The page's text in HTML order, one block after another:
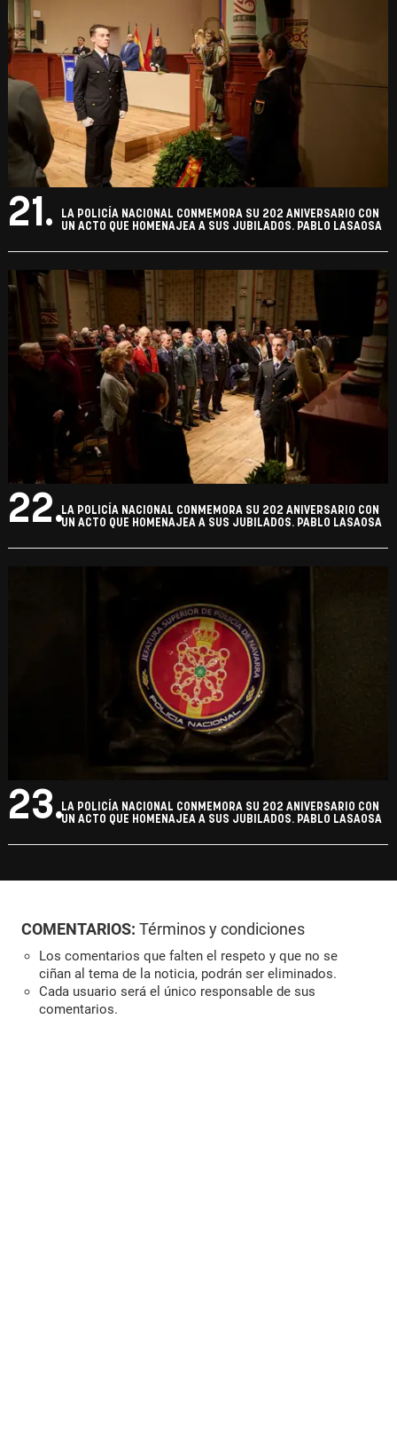
21.
LA POLICÍA NACIONAL CONMEMORA SU 202 ANIVERSARIO CON
UN ACTO QUE HOMENAJEA A SUS JUBILADOS. PABLO LASAOSA
22.LA POLICÍA NACIONAL CONMEMORA SU 202 ANIVERSARIO CON
UN ACTO QUE HOMENAJEA A SUS JUBILADOS. PABLO LASAOSA
23.LA POLICÍA NACIONAL CONMEMORA SU 202 ANIVERSARIO CON
UN ACTO QUE HOMENAJEA A SUS JUBILADOS. PABLO LASAOSA
COMENTARIOS: Términos y condiciones
Los comentarios que falten el respeto y que no se
ciñan al tema de la noticia, podrán ser eliminados.
Cada usuario será el único responsable de sus
comentarios.